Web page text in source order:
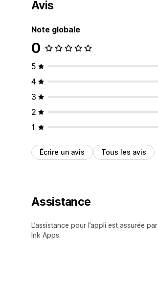
Avis
Note globale
0
5
4
3
2
1
Écrire un avis Tous les avis
Assistance
L’assistance pour l’appli est assurée par
Ink Apps.